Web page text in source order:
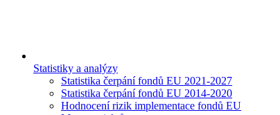
Statistiky a analýzy
Statistika čerpání fondů EU 2021-2027
Statistika čerpání fondů EU 2014-2020
Hodnocení rizik implementace fondů EU